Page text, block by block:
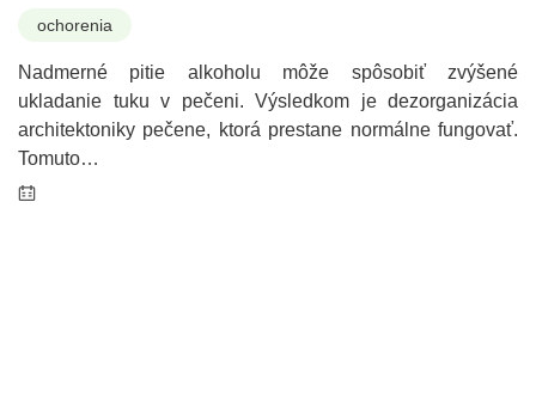
ochorenia
Nadmerné pitie alkoholu môže spôsobiť zvýšené
ukladanie tuku v pečeni. Výsledkom je dezorganizácia
architektoniky pečene, ktorá prestane normálne fungovať.
Tomuto…